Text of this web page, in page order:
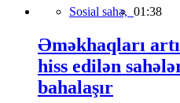
Sosial sahə, 01:38
Əməkhaqları
hiss edilən
bahalaşır